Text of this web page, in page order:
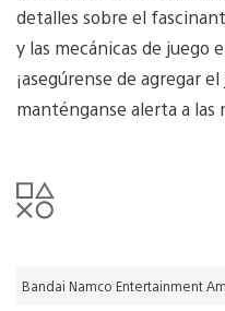
detalles sobre el
y las mecánicas de juego
¡asegúrense de agregar
manténganse alerta a las
Bandai Namco Entertainment